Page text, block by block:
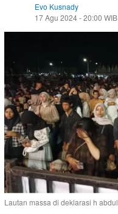
Evo Kusnady
17 Agu 2024 - 20:00 WIB
Lautan massa di deklarasi h